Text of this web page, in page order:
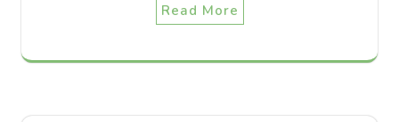
Read More